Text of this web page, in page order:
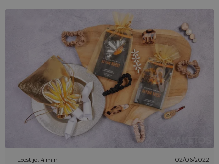
Leestijd: 4 min 02/06/2022